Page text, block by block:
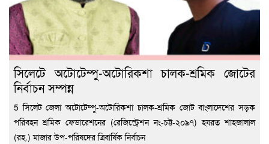
সিলেটে অটোটেম্পু-অটোরিকশা চালক-শ্রমিক জোটের
নির্বাচন সম্পন্ন
5 সিলেট জেলা অটোটেম্পু-অটোরিকশা চালক-শ্রমিক জোট বাংলাদেশের সড়ক
পরিবহন শ্রমিক ফেডারেশনের (রেজিস্ট্রেশন নং-চট্ট-২০৯৭) হযরত শাহজালাল
(রহ.) মাজার উপ-পরিষদের ত্রিবার্ষিক নির্বাচন